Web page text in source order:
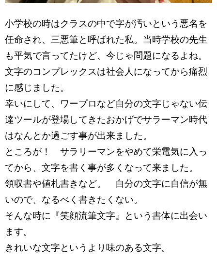
小学校の時はクラスの中で字が汚いという悪名を
任命され、三悪筆と呼ばれた私。当時学校の先生
も平気で言ってたけど、今じゃ問題になるよね。
文字のコンプレックスは社会人になってから痛烈
に感じました。
幸いにして、ワープロなど自分の文字じゃない伝
達ツールが登場してきたおかげでサラーマン時代
はなんとか過ごす事が出来ました。
ところが！ サラリーマンをやめて栄電気に入っ
てから、文字を書く事が多くなって来ました。
領収書や値札書きなど。 自分の文字に自信が無
いので、なるべく書きたくない。
そんな時に『笑顔流筆文字』という書体に出会い
ます。
きれいな文字というより味のある文字。